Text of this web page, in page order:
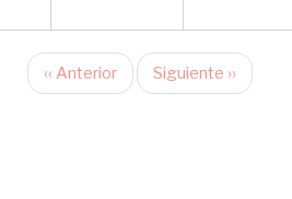
‹‹ Anterior Siguiente ››